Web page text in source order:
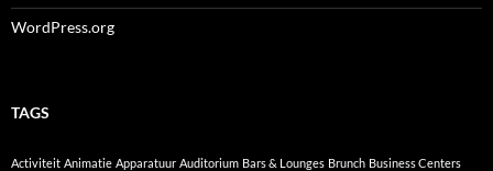
WordPress.org
TAGS
Activiteit Animatie Apparatuur Auditorium Bars & Lounges Brunch Business Centers